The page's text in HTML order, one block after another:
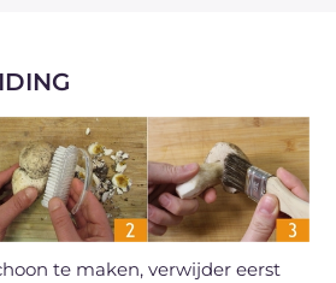
te maken, verwijder eerst